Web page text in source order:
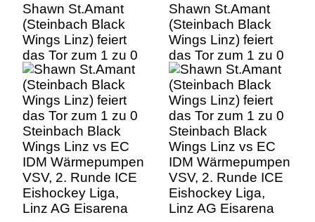
Shawn St.Amant
(Steinbach Black
Wings Linz) feiert
das Tor zum 1 zu 0
Steinbach Black
Wings Linz vs EC
IDM Wärmepumpen
VSV, 2. Runde ICE
Eishockey Liga,
Linz AG Eisarena
Shawn St.Amant
(Steinbach Black
Wings Linz) feiert
das Tor zum 1 zu 0
Steinbach Black
Wings Linz vs EC
IDM Wärmepumpen
VSV, 2. Runde ICE
Eishockey Liga,
Linz AG Eisarena